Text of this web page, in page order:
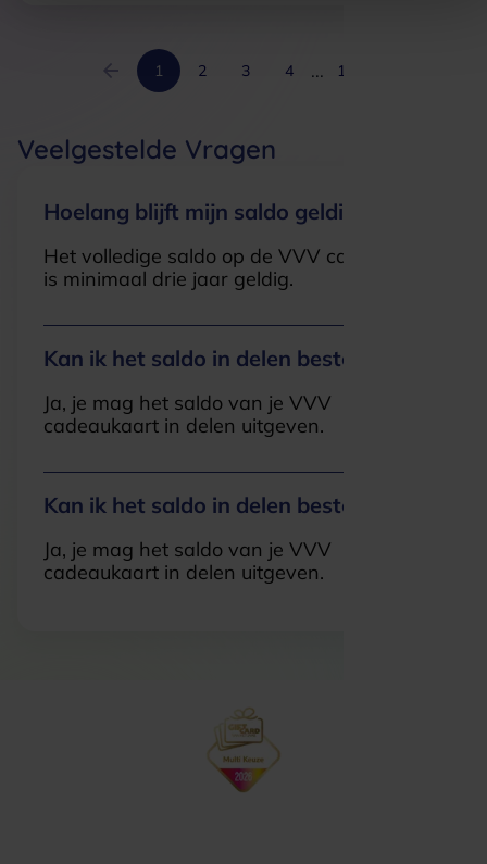
1 2 3 4 ... 16
Veelgestelde Vragen
Hoelang blijft mijn saldo geldig?
Het volledige saldo op de VVV cadeaukaart
is minimaal drie jaar geldig.
Kan ik het saldo in delen besteden?
Ja, je mag het saldo van je VVV
cadeaukaart in delen uitgeven.
Kan ik het saldo in delen besteden?
Ja, je mag het saldo van je VVV
cadeaukaart in delen uitgeven.